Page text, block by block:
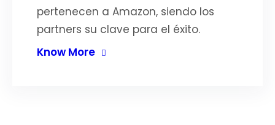
pertenecen a Amazon, siendo los
partners su clave para el éxito.
Know More